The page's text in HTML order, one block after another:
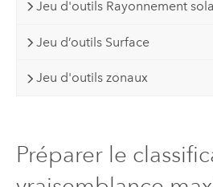
Jeu d'outils Rayonnement
Jeu d’outils Surface
Jeu d'outils zonaux
Préparer le